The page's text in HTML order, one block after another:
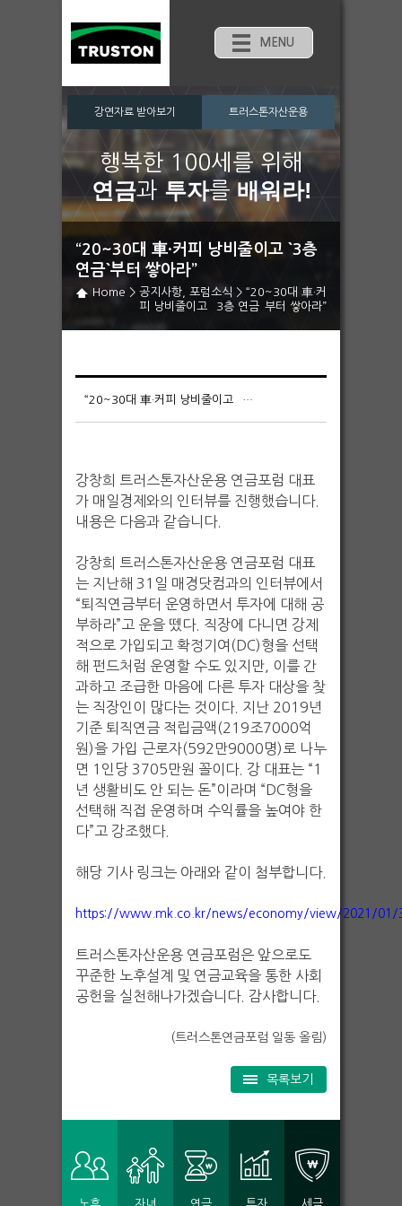
MENU
강연자료 받아보기 트러스톤자산운용
행복한 100세를 위해
연금과 투자를배워라!
“20~30대 車·커피 낭비줄이고 `3층
연금`부터 쌓아라”
Home > 공지사항 포럼소식 > “20~30대 車·커
피 낭비줄이고 `3층 연금`부터 쌓아라”
“20~30대 車·커피 낭비줄이고 `3층 연금`부터 쌓아라”
강창희 트러스톤자산운용 연금포럼 대표
가 매일경제와의 인터뷰를 진행했습니다.
내용은 다음과 같습니다.
강창희 트러스톤자산운용 연금포럼 대표
는 지난해 31일 매경닷컴과의 인터뷰에서
“퇴직연금부터 운영하면서 투자에 대해 공
부하라”고 운을 뗐다. 직장에 다니면 강제
적으로 가입되고 확정기여(DC)형을 선택
해 펀드처럼 운영할 수도 있지만, 이를 간
과하고 조급한 마음에 다른 투자 대상을 찾
는 직장인이 많다는 것이다. 지난 2019년
기준 퇴직연금 적립금액(219조7000억
원)을 가입 근로자(592만9000명)로 나누
면 1인당 3705만원 꼴이다. 강 대표는 “1
년 생활비도 안 되는 돈”이라며 “DC형을
선택해 직접 운영하며 수익률을 높여야 한
다”고 강조했다.
해당 기사 링크는 아래와 같이 첨부합니다.
https://www.mk.co.kr/news/economy/view/2021/01/
트러스톤자산운용 연금포럼은 앞으로도
꾸준한 노후설계 및 연금교육을 통한 사회
공헌을 실천해나가겠습니다. 감사합니다.
(트러스톤연금포럼 일동 올림)
목록보기